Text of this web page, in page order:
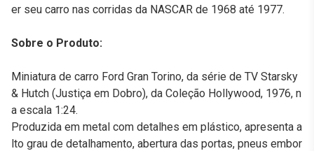
er seu carro nas corridas da NASCAR de 1968 até 1977.
Sobre o Produto:
Miniatura de carro Ford Gran Torino, da série de TV Starsky
& Hutch (Justiça em Dobro), da Coleção Hollywood, 1976, n
a escala 1:24.
Produzida em metal com detalhes em plástico, apresenta a
lto grau de detalhamento, abertura das portas, pneus embor